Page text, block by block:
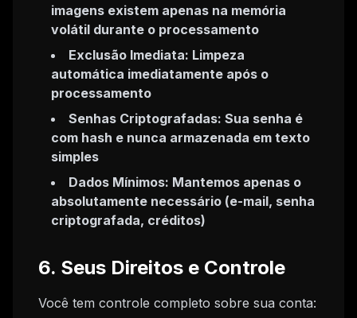
imagens existem apenas na memória
volátil durante o processamento
Exclusão Imediata: Limpeza
automática imediatamente após o
processamento
Senhas Criptografadas: Sua senha é
com hash e nunca armazenada em texto
simples
Dados Mínimos: Mantemos apenas o
absolutamente necessário (e-mail, senha
criptografada, créditos)
6. Seus Direitos e Controle
Você tem controle completo sobre sua conta: